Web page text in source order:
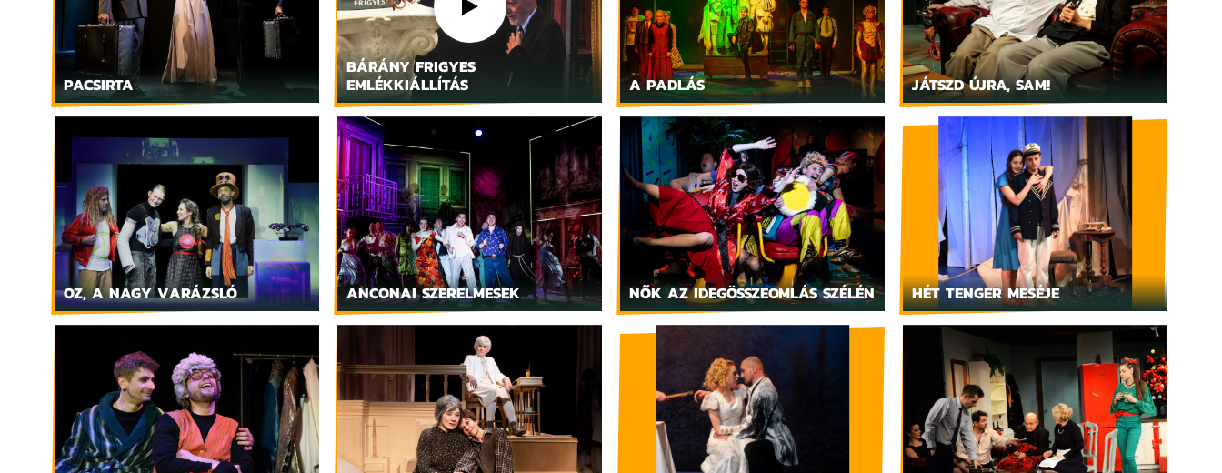
PACSIRTA
BÁRÁNY FRIGYES
EMLÉKKIÁLLÍTÁS A PADLÁS JÁTSZD ÚJRA, SAM!
OZ, A NAGY VARÁZSLÓ ANCONAI SZERELMESEK NŐK AZ IDEGÖSSZEOMLÁS SZÉLÉN HÉT TENGER MESÉJE